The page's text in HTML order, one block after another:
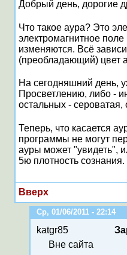
Добрый день, дорогие
Что такое аура? Это
электромагнитное
изменяются. Всё
(преобладающий) цвет
На сегодняшний день,
Просветлению, либо -
остальных -
Теперь, что касается
программы не могут
ауры может "увидеть",
5ю плотность сознания.
Вверх
Ср, 01/06/2011 - 22:14
katgr85
Вне сайта